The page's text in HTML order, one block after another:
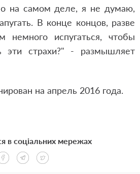
на самом деле, я не думаю,
В конце концов, разве
испугаться, чтобы
эти страхи?" - размышляет
на апрель 2016 года.
в соціальних мережах